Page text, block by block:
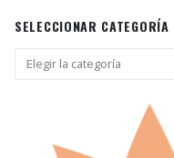
SELECCIONAR CATEGORÍA
Seleccionar
categoría